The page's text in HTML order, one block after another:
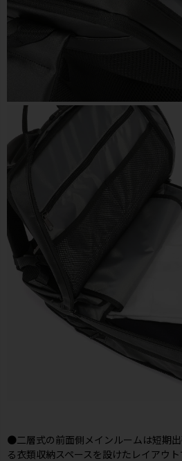
●二層式の前面側メインルームは短期
る衣類収納スペースを設けたレイアウ